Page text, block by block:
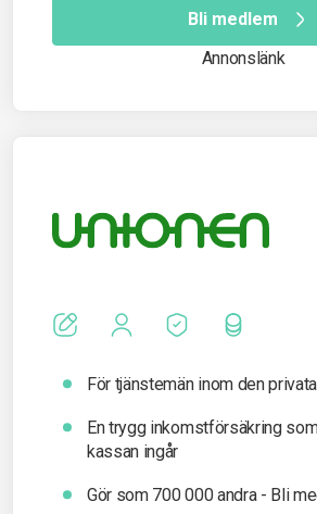
Bli medlem
Annonslänk
För tjänstemän inom den
En trygg inkomst­försäkring
kassan ingår
Gör som 700 000 andra - Bli